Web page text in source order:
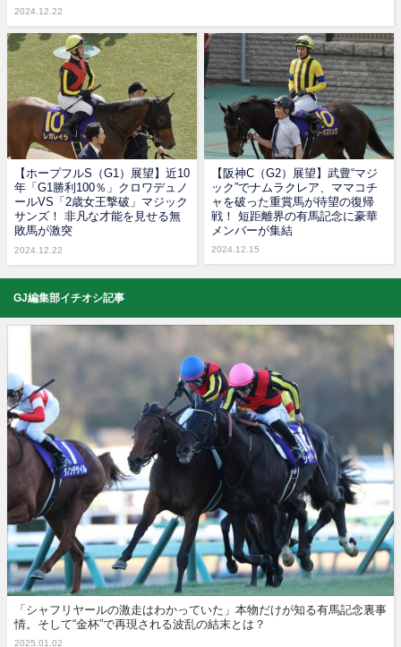
2024.12.22
【ホープフルS（G1）展望】近10
年「G1勝利100％」クロワデュノ
ールVS「2歳女王撃破」マジック
サンズ！ 非凡な才能を見せる無
敗馬が激突
2024.12.22
【阪神C（G2）展望】武豊“マジ
ック”でナムラクレア、ママコチ
ャを破った重賞馬が待望の復帰
戦！ 短距離界の有馬記念に豪華
メンバーが集結
2024.12.15
GJ編集部イチオシ記事
「シャフリヤールの激走はわかっていた」本物だけが知る有馬記念裏事
情。そして“金杯”で再現される波乱の結末とは？
2025.01.02